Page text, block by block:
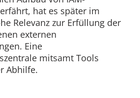
hat es später im
Relevanz zur Erfüllung der
externen
Eine
mitsamt Tools
Abhilfe.